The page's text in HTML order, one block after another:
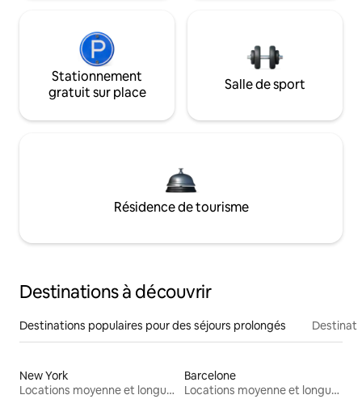
Stationnement
gratuit sur place
Salle de sport
Résidence de tourisme
Destinations à découvrir
Destinations populaires pour des séjours prolongés
New York
Locations moyenne et longue durée
Barcelone
Locations moyenne et longue durée